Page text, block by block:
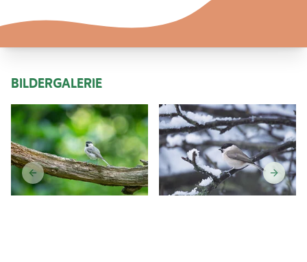
Ihre schwarze Kopfplatte reicht nicht so weit nach
hinten als wie bei der Weidenmeise. Meistens sind
BILDERGALERIE